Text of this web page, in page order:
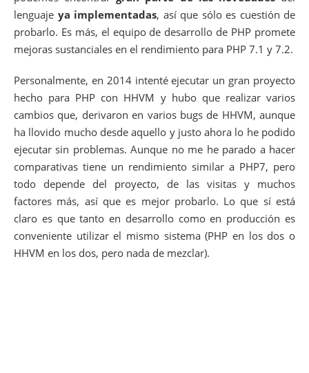
lenguaje ya implementadas, así que sólo es cuestión de
probarlo. Es más, el equipo de desarrollo de PHP promete
mejoras sustanciales en el rendimiento para PHP 7.1 y 7.2.
Personalmente, en 2014 intenté ejecutar un gran proyecto
hecho para PHP con HHVM y hubo que realizar varios
cambios que, derivaron en varios bugs de HHVM, aunque
ha llovido mucho desde aquello y justo ahora lo he podido
ejecutar sin problemas. Aunque no me he parado a hacer
comparativas tiene un rendimiento similar a PHP7, pero
todo depende del proyecto, de las visitas y muchos
factores más, así que es mejor probarlo. Lo que sí está
claro es que tanto en desarrollo como en producción es
conveniente utilizar el mismo sistema (PHP en los dos o
HHVM en los dos, pero nada de mezclar).